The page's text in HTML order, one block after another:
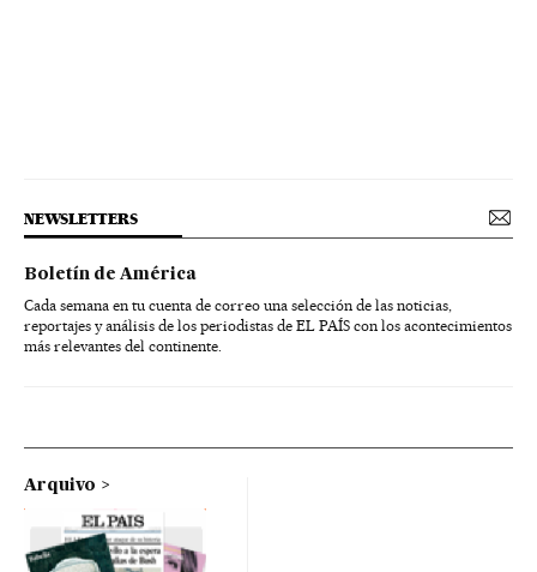
NEWSLETTERS
Boletín de América
Cada semana en tu cuenta de correo una selección de las noticias,
reportajes y análisis de los periodistas de EL PAÍS con los acontecimientos
más relevantes del continente.
Arquivo